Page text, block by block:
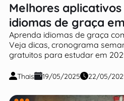
Aplicativos
Tutoriais
Governo
Renda Extra
Finanças
Melhores
idiomas de graça
Aprenda idiomas de graça
Veja dicas, cronograma
gratuitos para estudar em
Thais 19/05/2025 22/05/